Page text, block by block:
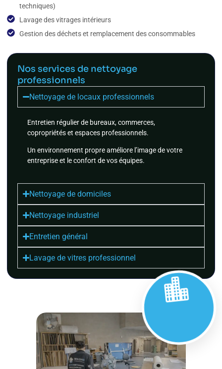
techniques)
Lavage des vitrages intérieurs
Gestion des déchets et remplacement des consommables
Nos services de nettoyage
professionnels
Nettoyage de locaux professionnels
Entretien régulier de bureaux, commerces,
copropriétés et espaces professionnels.
Un environnement propre améliore l’image de votre
entreprise et le confort de vos équipes.
Nettoyage de domiciles
Nettoyage industriel
Entretien général
Lavage de vitres professionnel